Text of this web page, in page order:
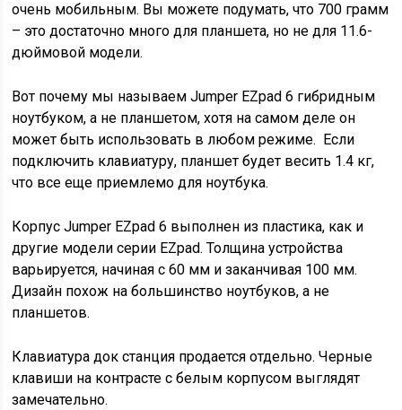
очень мобильным. Вы можете подумать, что 700 грамм
– это достаточно много для планшета, но не для 11.6-
дюймовой модели.
Вот почему мы называем Jumper EZpad 6 гибридным
ноутбуком, а не планшетом, хотя на самом деле он
может быть использовать в любом режиме. Если
подключить клавиатуру, планшет будет весить 1.4 кг,
что все еще приемлемо для ноутбука.
Корпус Jumper EZpad 6 выполнен из пластика, как и
другие модели серии EZpad. Толщина устройства
варьируется, начиная с 60 мм и заканчивая 100 мм.
Дизайн похож на большинство ноутбуков, а не
планшетов.
Клавиатура док станция продается отдельно. Черные
клавиши на контрасте с белым корпусом выглядят
замечательно.